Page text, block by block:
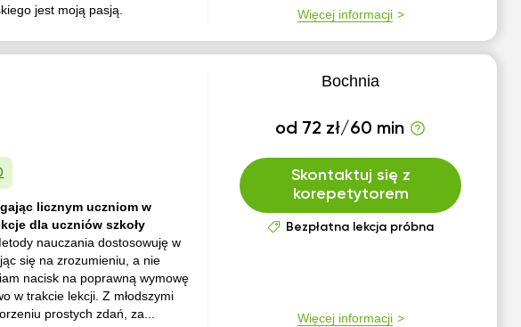
jest moją pasją.
Więcej informacji
licznym uczniom w
dla uczniów szkoły
nauczania dostosowuję w
się na zrozumieniu, a nie
nacisk na poprawną wymowę
w trakcie lekcji. Z młodszymi
prostych zdań, za...
Bochnia
od 72 zł/60 min
Skontaktuj się z
korepetytorem
Bezpłatna lekcja próbna
Więcej informacji